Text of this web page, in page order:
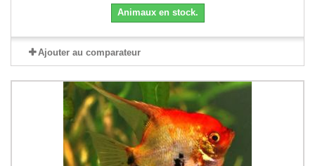
Animaux en stock.
Ajouter au comparateur